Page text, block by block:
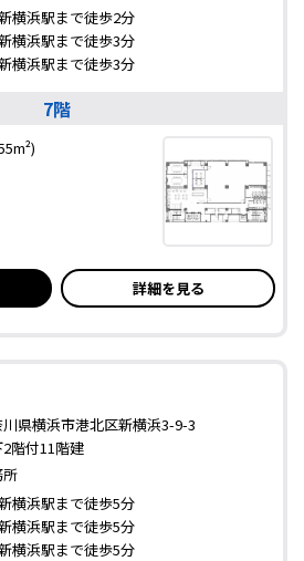
横浜駅まで徒歩2分
横浜駅まで徒歩3分
横浜駅まで徒歩3分
7階
詳細を見る
県横浜市港北区新横浜3-9-3
階付11階建
横浜駅まで徒歩5分
横浜駅まで徒歩5分
横浜駅まで徒歩5分